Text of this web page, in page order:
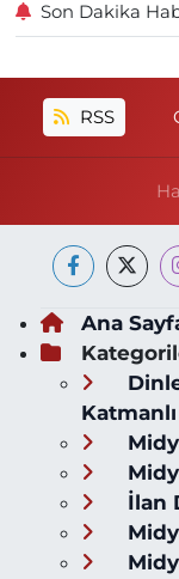
Son Dakika
RSS
Ana
Katmanlı
İlan